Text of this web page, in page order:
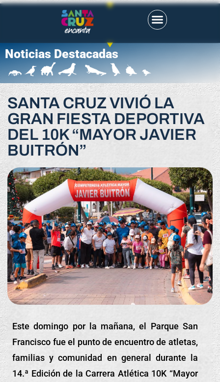
Noticias Destacadas
SANTA CRUZ VIVIÓ LA
GRAN FIESTA DEPORTIVA
DEL 10K “MAYOR JAVIER
BUITRÓN”
Este domingo por la mañana, el Parque San
Francisco fue el punto de encuentro de atletas,
familias y comunidad en general durante la
14.ª Edición de la Carrera Atlética 10K “Mayor